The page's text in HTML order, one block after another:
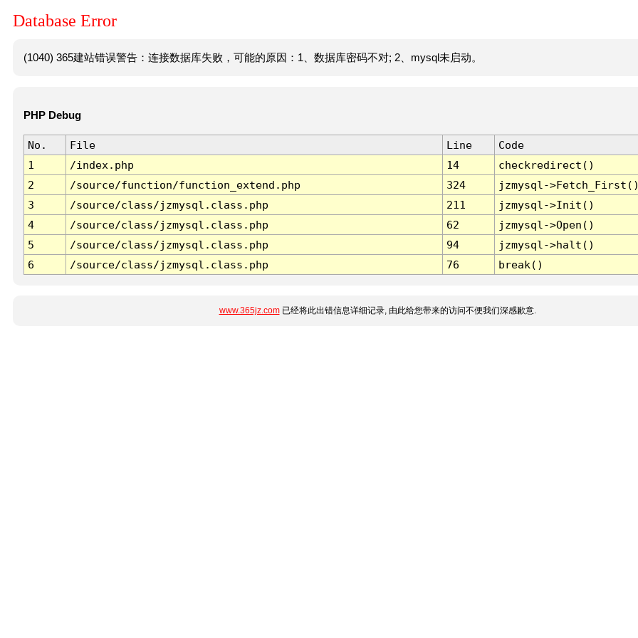
Database Error
(1040) 365建站错误警告：连接数据库失败，可能的原因：1、数据库密码不对; 2、mysql未启动。
PHP Debug
No. File Line
Code
1
/index.php 14
checkredirect()
2
/source/function/function_extend.php 324
jzmysql-
3
/source/class/jzmysql.class.php 211
jzmysql->Init()
4
/source/class/jzmysql.class.php 62
jzmysql->Open()
5
/source/class/jzmysql.class.php 94
jzmysql->halt()
6
/source/class/jzmysql.class.php 76 break()
www.365jz.com已经将此出错信息详细记录, 由此给您带来的访问不便我们深感歉意.